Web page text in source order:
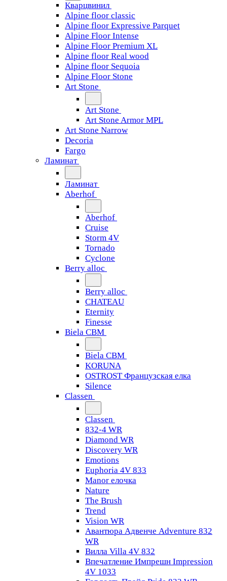
Кварцвинил
Alpine floor classic
Alpine floor Expressive Parquet
Alpine Floor Intense
Alpine Floor Premium XL
Alpine floor Real wood
Alpine floor Sequoia
Alpine Floor Stone
Art Stone
Art Stone
Art Stone Armor MPL
Art Stone Narrow
Decoria
Fargo
Ламинат
Ламинат
Aberhof
Aberhof
Cruise
Storm 4V
Tornado
Сyclone
Berry alloc
Berry alloc
CHATEAU
Eternity
Finesse
Biela CBM
Biela CBM
KORUNA
OSTROST Французская елка
Silence
Classen
Classen
832-4 WR
Diamond WR
Discovery WR
Emotions
Euphoria 4V 833
Manor елочка
Nature
The Brush
Trend
Vision WR
Авантюра Адвенче Adventure 832
WR
Вилла Villa 4V 832
Впечатление Импрешн Impression
4V 1033